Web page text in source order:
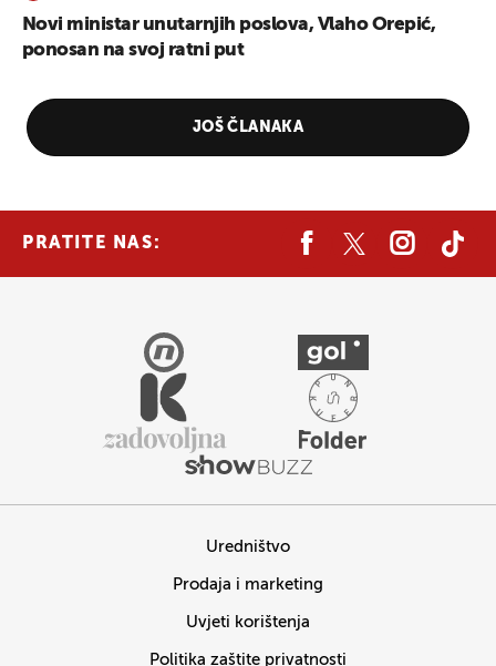
Novi ministar unutarnjih poslova, Vlaho Orepić,
ponosan na svoj ratni put
JOŠ ČLANAKA
PRATITE NAS:
Uredništvo
Prodaja i marketing
Uvjeti korištenja
Politika zaštite privatnosti